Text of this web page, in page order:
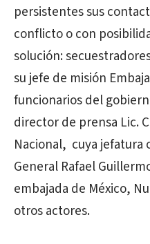
persistentes sus
conflicto o con
solución:
su jefe de misión
funcionarios del
director de prensa Lic.
Nacional, cuya
General Rafael
embajada de México,
otros actores.